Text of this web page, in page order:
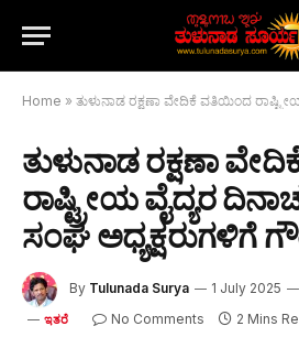
Home » ತುಳುನಾಡ ರಕ್ಷಣಾ ವೇದಿಕೆ ವತಿಯಿಂದ ರಾಷ್ಟ್ರೀಯ ವೈದ್ಯರ
ತುಳುನಾಡ ರಕ್ಷಣಾ
ರಾಷ್ಟ್ರೀಯ ವೈದ್ಯರ
ಸಂಘ ಅಧ್ಯಕ್ಷರುಗಳಿಗೆ
By Tulunada Surya 1 July 2025
ಇತರೆ No Comments 2 Mins